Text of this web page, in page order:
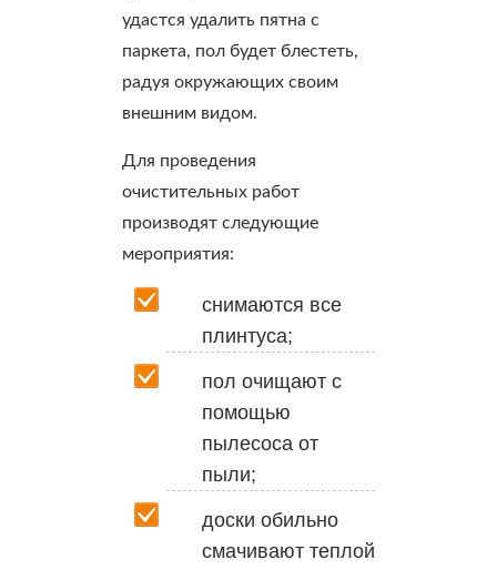
удастся удалить пятна с
паркета, пол будет блестеть,
радуя окружающих своим
внешним видом.
Для проведения
очистительных работ
производят следующие
мероприятия:
снимаются все
плинтуса;
пол очищают с
помощью
пылесоса от
пыли;
доски обильно
смачивают теплой